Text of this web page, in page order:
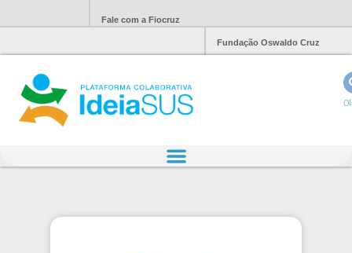
Fale com a Fiocruz
Fundação Oswaldo Cruz